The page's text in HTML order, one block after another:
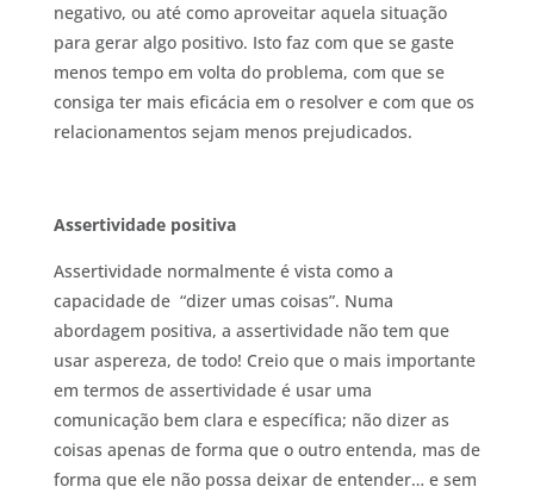
negativo, ou até como aproveitar aquela situação
para gerar algo positivo. Isto faz com que se gaste
menos tempo em volta do problema, com que se
consiga ter mais eficácia em o resolver e com que os
relacionamentos sejam menos prejudicados.
Assertividade positiva
Assertividade normalmente é vista como a
capacidade de “dizer umas coisas”. Numa
abordagem positiva, a assertividade não tem que
usar aspereza, de todo! Creio que o mais importante
em termos de assertividade é usar uma
comunicação bem clara e específica; não dizer as
coisas apenas de forma que o outro entenda, mas de
forma que ele não possa deixar de entender… e sem